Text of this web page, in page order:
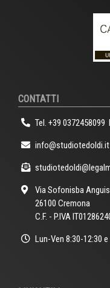
CONTATTI
Tel.+39 0372458099
info@studiotedoldi.it
Via Sofonisba
26100 Cremona
C.F. - P.IVA
Lun-Ven 8:30-12:30